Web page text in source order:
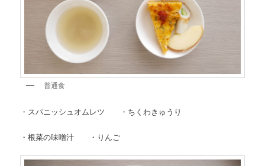
普通食
・スパニッシュオムレツ ・ちくわきゅうり
・根菜の味噌汁 ・りんご